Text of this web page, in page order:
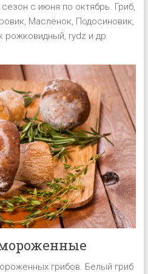
с июня по октябрь. Гриб,
Маслёнок, Подосиновик,
рожковидный, rydz и др.
грибов. Белый гриб